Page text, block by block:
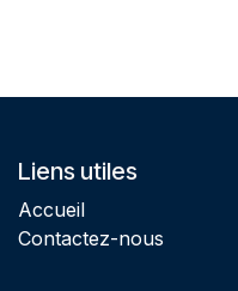
Liens utiles
Accueil
Contactez-nous